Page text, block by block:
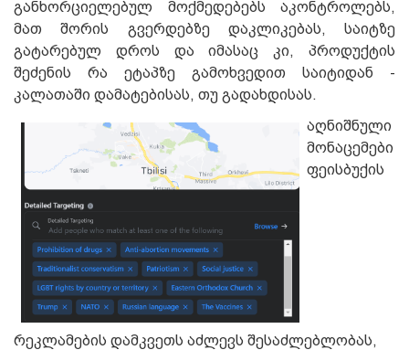
განხორციელებულ მოქმედებებს აკონტროლებს,
მათ შორის გვერდებზე დაკლიკებას, საიტზე
გატარებულ დროს და იმასაც კი, პროდუქტის
შეძენის რა ეტაპზე გამოხვედით საიტიდან -
კალათაში დამატებისას, თუ გადახდისას.
აღნიშნული
მონაცემები
ფეისბუქის
რეკლამების დამკვეთს აძლევს შესაძლებლობას,